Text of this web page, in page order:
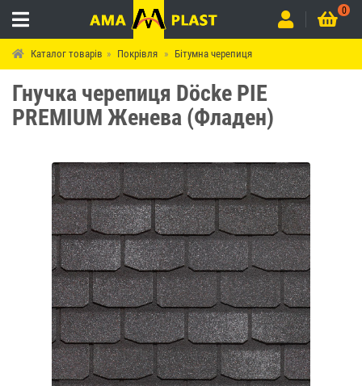
0
Каталог товарів Покрівля Бітумна черепиця
Гнучка черепиця Döcke PIE
PREMIUM Женева (Фладен)